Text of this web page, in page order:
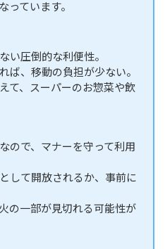
っています。
い圧倒的な利便性。
ば、移動の負担が少ない。
て、スーパーのお惣菜や飲
ので、マナーを守って利用
して開放されるか、事前に
の一部が見切れる可能性が